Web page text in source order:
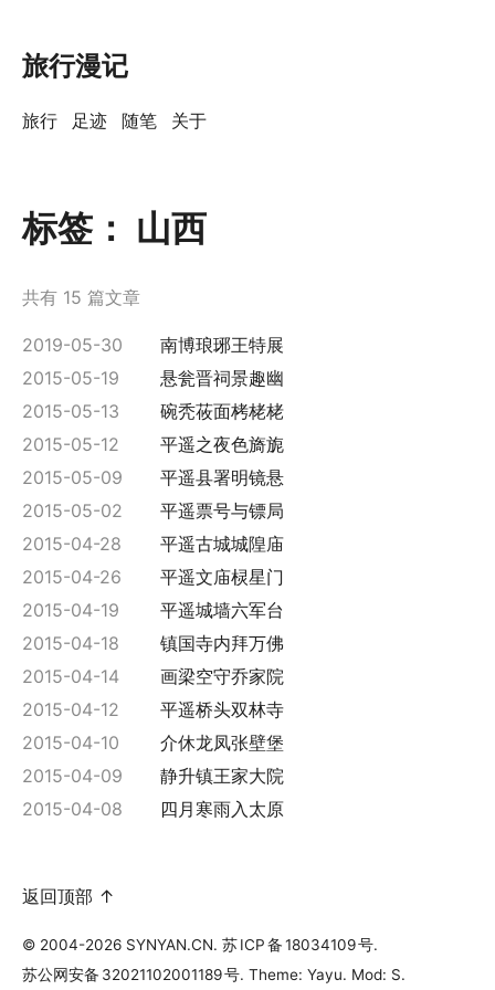
旅行漫记
旅行 足迹 随笔 关于
标签： 山西
共有 15 篇文章
2019-05-30
南博琅琊王特展
2015-05-19
悬瓮晋祠景趣幽
2015-05-13
碗秃莜面栲栳栳
2015-05-12
平遥之夜色旖旎
2015-05-09
平遥县署明镜悬
2015-05-02
平遥票号与镖局
2015-04-28
平遥古城城隍庙
2015-04-26
平遥文庙棂星门
2015-04-19
平遥城墙六军台
2015-04-18
镇国寺内拜万佛
2015-04-14
画梁空守乔家院
2015-04-12
平遥桥头双林寺
2015-04-10
介休龙凤张壁堡
2015-04-09
静升镇王家大院
2015-04-08
四月寒雨入太原
返回顶部 ↑
© 2004-2026 SYNYAN.CN. 苏ICP备18034109号.
苏公网安备 32021102001189号. Theme: Yayu. Mod: S.